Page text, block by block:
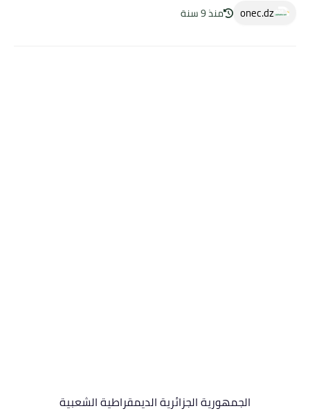
onec.dz منذ 9 سنة
الجمهورية الجزائرية الديمقراطية الشعبية